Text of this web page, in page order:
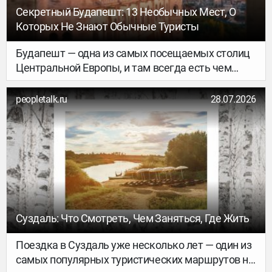
абсолютно реальная задача, если грамотно
подойти к планированию логистики, заранее
оформить все разрешения и правильно выбрать
транзитные отели.
Секретный Будапешт: 13 Необычных Мест, О
Которых Не Знают Обычные Туристы
Будапешт — одна из самых посещаемых столиц
Центральной Европы, и там всегда есть чем
заняться. У него свой особый шарм, который
заставляет путешественников приезжать сюда
снова и снова, и рано или поздно они задаются
вопросом: что же ещё посмотреть, если все
хрестоматийные музеи, купальни и церкви уже
изучены? В нашем новом материале мы
постараемся предложить вам несколько
интересных вариантов.
peopletalk.ru 28.07.2026
Суздаль: Что Смотреть, Чем Заняться, Где Жить
Поездка в Суздаль уже несколько лет — один из
самых популярных туристических маршрутов на